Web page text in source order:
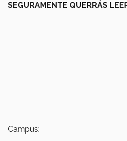
SEGURAMENTE QUERRÁS
Campus: